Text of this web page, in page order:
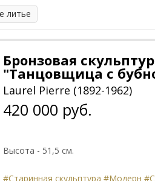
литье
Бронзовая
"Танцовщица с
Laurel Pierre (1892-1962)
420 000 руб.
Высота - 51,5 см.
#Старинная скульптура #Модерн